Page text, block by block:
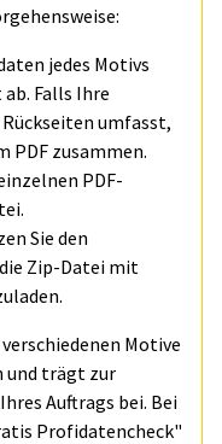
jedes Motivs
Falls Ihre
umfasst,
PDF zusammen.
PDF-
Sie den
Zip-Datei mit
Motive
und trägt zur
Auftrags bei. Bei
Profidatencheck"